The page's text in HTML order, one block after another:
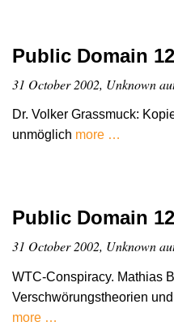
Public Domain
31 October 2002, Unknown
Dr. Volker Grassmuck:
unmöglich more …
Public Domain
31 October 2002, Unknown
WTC-Conspiracy. Mathias
Verschwörungstheorien
more …